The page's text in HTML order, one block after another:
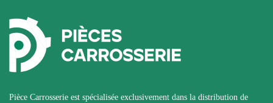
Pièce Carrosserie est spécialisée exclusivement dans la distribution de